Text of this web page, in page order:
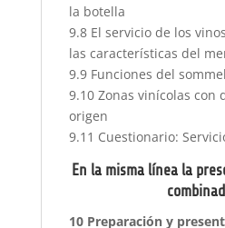
la botella
9.8 El servicio de los
las características del
9.9 Funciones del
9.10 Zonas vinícolas con
origen
9.11 Cuestionario:
En la misma línea la
10 Preparación y